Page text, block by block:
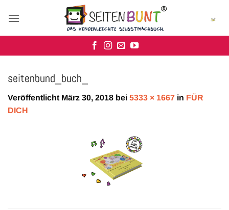
Inhalt
seitenbund_buch_
Veröffentlicht März 30, 2018 bei 5333 × 1667 in FÜR
DICH